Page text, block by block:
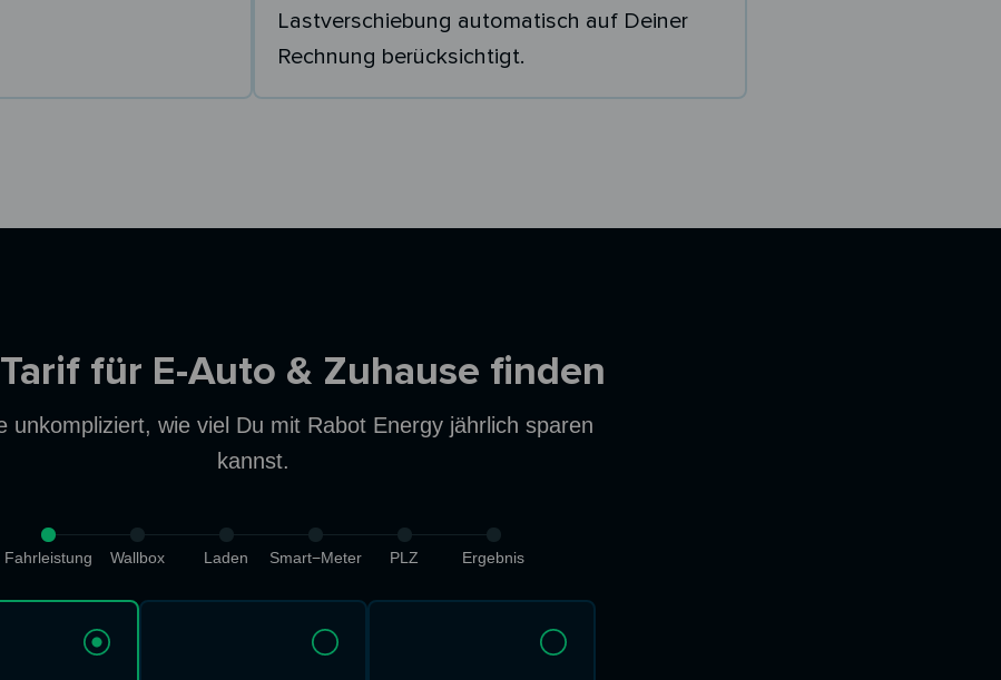
Lastverschiebung automatisch auf Deiner
Rechnung berücksichtigt.
für E-Auto & Zuhause finden
unkompliziert, wie viel Du mit Rabot Energy jährlich sparen
kannst.
Fahrleistung Wallbox Laden Smart−Meter PLZ Ergebnis